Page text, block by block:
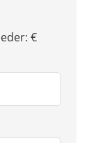
€